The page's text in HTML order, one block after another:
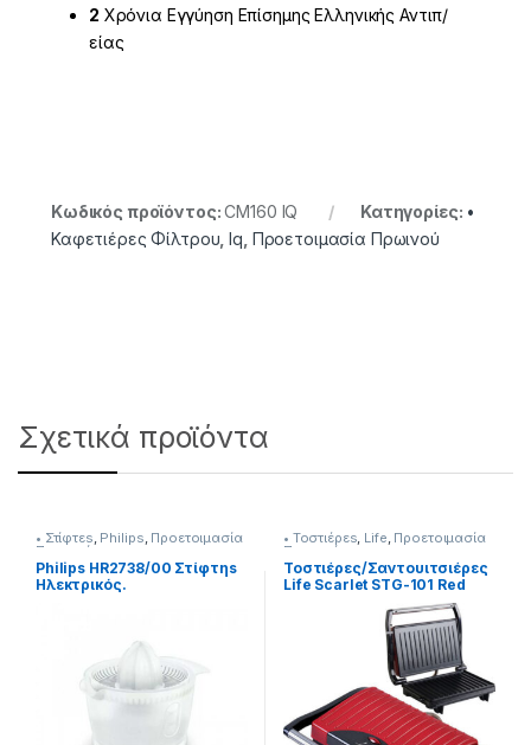
2 Χρόνια Εγγύηση Επίσημης Ελληνικής Αντιπ/
είας
Κωδικός προϊόντος:CM160 IQ Κατηγορίες: •
Καφετιέρες Φίλτρου ,Iq Προετοιμασία Πρωινού
Σχετικά προϊόντα
• Στίφτεs, Philips, Προετοιμασία
Πρωινού
Philips HR2738/00 Στίφτηs
Ηλεκτρικός.
• Τοστιέρεs, Life, Προετοιμασία
Πρωινού
Τοστιέρες/Σαντουιτσιέρες
Life Scarlet STG-101 Red